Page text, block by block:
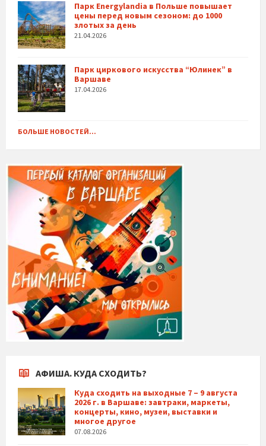
Парк Energylandia в Польше повышает
цены перед новым сезоном: до 1000
злотых за день
21.04.2026
Парк циркового искусства “Юлинек” в
Варшаве
17.04.2026
БОЛЬШЕ НОВОСТЕЙ...
АФИША. КУДА СХОДИТЬ?
Куда сходить на выходные 7 – 9 августа
2026 г. в Варшаве: завтраки, маркеты,
концерты, кино, музеи, выставки и
многое другое
07.08.2026